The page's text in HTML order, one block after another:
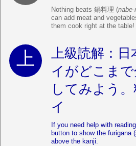
Nothing beats 鍋料理 (
can add meat and
them cook right at the table!
上級読解：日
イがどこま
してみよう
イ
If you need help with
button to show the furigana
above the kanji.